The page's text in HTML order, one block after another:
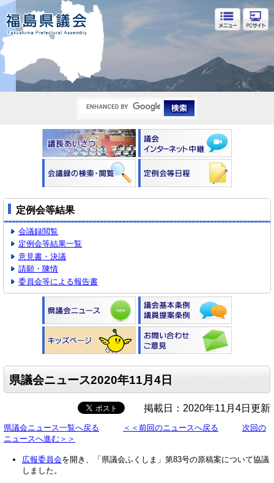
福島県議会
定例会等結果
会議録閲覧
定例会等結果一覧
意見書・決議
請願・陳情
委員会等による報告書
県議会ニュース2020年11月4日
掲載日：2020年11月4日更新
県議会ニュース一覧へ戻る ＜＜前回のニュースへ戻る
次回の
ニュースへ進む＞＞
広報委員会を開き、「県議会ふくしま」第83号の原稿案について協議
しました。